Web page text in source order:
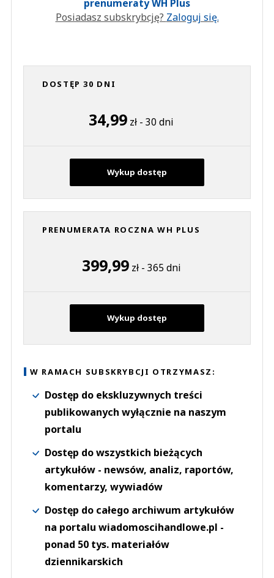
prenumeraty WH Plus
Posiadasz subskrybcję? Zaloguj się.
DOSTĘP 30 DNI
34,99 zł - 30 dni
Wykup dostęp
PRENUMERATA ROCZNA WH PLUS
399,99zł - 365 dni
Wykup dostęp
W RAMACH SUBSKRYBCJI OTRZYMASZ:
Dostęp do ekskluzywnych treści
publikowanych wyłącznie na naszym
portalu
Dostęp do wszystkich bieżących
artykułów - newsów, analiz, raportów,
komentarzy, wywiadów
Dostęp do całego archiwum artykułów
na portalu wiadomoscihandlowe.pl -
ponad 50 tys. materiałów
dziennikarskich